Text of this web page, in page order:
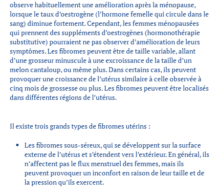
observe habituellement une amélioration après la ménopause,
lorsque le taux d’oestrogène (l’hormone femelle qui circule dans le
sang) diminue fortement. Cependant, les femmes ménopausées
qui prennent des suppléments d’oestrogènes (hormonothérapie
substitutive) pourraient ne pas observer d’amélioration de leurs
symptômes. Les fibromes peuvent être de taille variable, allant
d’une grosseur minuscule à une excroissance de la taille d’un
melon cantaloup, ou même plus. Dans certains cas, ils peuvent
provoquer une croissance de l’utérus similaire à celle observée à
cinq mois de grossesse ou plus. Les fibromes peuvent être localisés
dans différentes régions de l’utérus.
Il existe trois grands types de fibromes utérins :
Les fibromes sous-séreux, qui se développent sur la surface
externe de l’utérus et s’étendent vers l’extérieur. En général, ils
n’affectent pas le flux menstruel des femmes, mais ils
peuvent provoquer un inconfort en raison de leur taille et de
la pression qu’ils exercent.